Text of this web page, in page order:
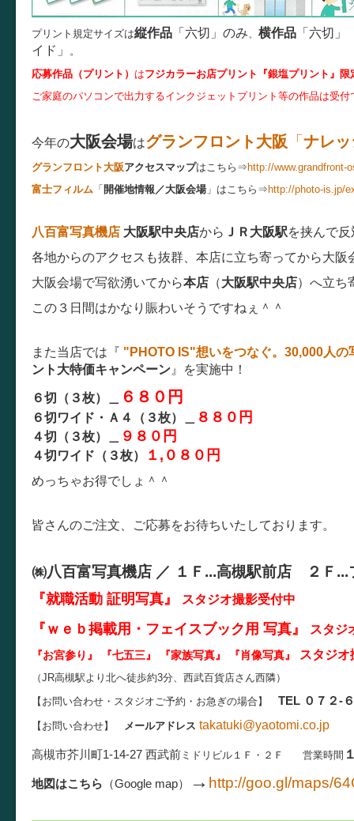
プリント規定サイズは縦作品 「六切」のみ、 横作品 「六切
イド」
。
応募作品（プリント） はフジカラーお店プリント『銀塩プリント』限
ご家庭のパソコンで出力するインクジェットプリント等の作品は受
今年の大阪会場はグランフロント大阪 「 ナレ
グランフロント大阪アクセスマップはこちら⇒ http://www.grandfront-
富士フィルム 「 開催地情報／大阪会場」はこちら⇒ http://photo-is.jp/
八百富写真機店 大阪駅中央店から ＪＲ大阪駅を挟んで
各地からのアクセスも抜群、本店に立ち寄ってから大阪
大阪会場で写欲湧いてから本店 （大阪駅中央店）へ立ち
この３日間はかなり賑わいそうですねぇ＾＾
また当店では『 "PHOTO IS"想いをつなぐ。30,000人の
ント大特価キャンペーン 』を実施中！
６切（３枚）＿
６８０円
６切ワイド・Ａ４（３枚）＿ ８８０円
４切（３枚）＿ ９８０円
４切ワイド（３枚） １,０８０円
めっちゃお得でしょ＾＾
皆さんのご注文、ご応募をお待ちいたしております。
㈱八百富写真機店 ／ １Ｆ...高槻駅前店 ２Ｆ...
『就職活動 証明写真』 スタジオ撮影受付中
『ｗｅｂ掲載用・フェイスブック用 写真』 スタジ
『お宮参り』 『七五三』 『家族写真』 『肖像写真』 スタジ
（JR高槻駅より北へ徒歩約3分、西武百貨店さん西隣）
【お問い合わせ・スタジオご予約・お急ぎの場合】 TEL ０７２-
【お問い合わせ】 メールアドレス takatuki@yaotomi.co.jp
高槻市芥川町1-14-27 西武前 ミドリビル１Ｆ・２Ｆ 営業時間
地図はこちら （Google map） → http://goo.gl/maps/